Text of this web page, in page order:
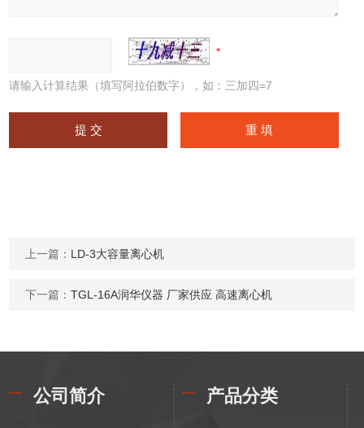
请输入计算结果（填写阿拉伯数字），如：三加四=7
上一篇： LD-3大容量离心机
下一篇：TGL-16A润华仪器 厂家供应 高速离心机
公司简介 产品分类